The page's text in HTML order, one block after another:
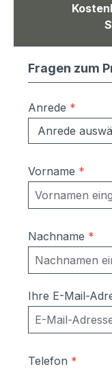
Fragen zum
Anrede *
Vorname *
Nachname *
Ihre E-Mail-
Telefon *